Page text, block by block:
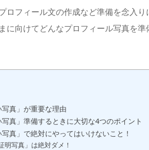
ロフィール文の作成など準備を念入
に向けてどんなプロフィール写真を
真」が重要な理由
真」準備するときに大切な4つのポイント
真」で絶対にやってはいけないこと！
明写真」は絶対ダメ！